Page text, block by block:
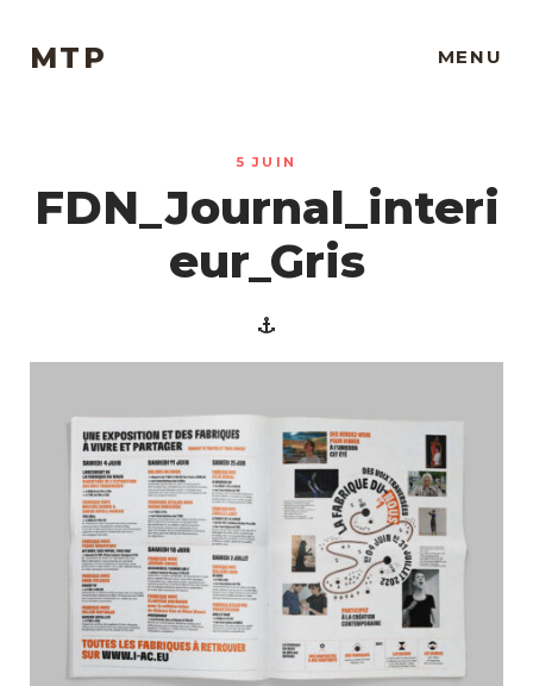
MTP MENU
Projets
À propos
5 JUIN
FDN_Journal_interi
eur_Gris